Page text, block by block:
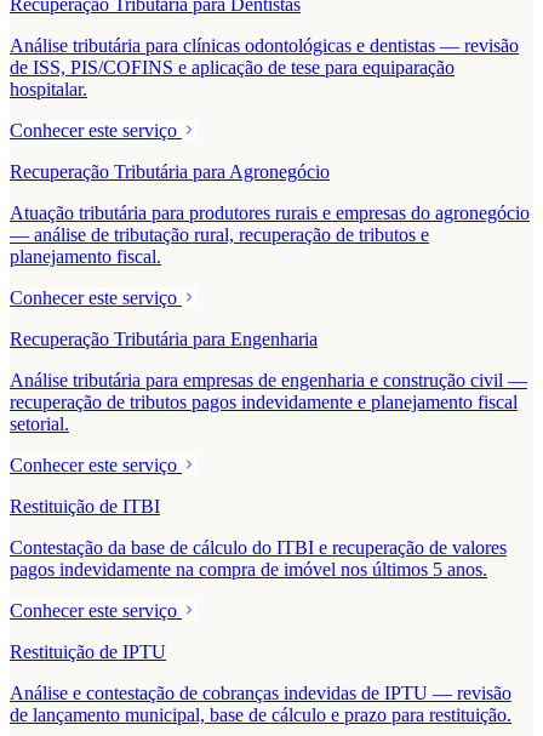
Recuperação Tributária para Dentistas
Análise tributária para clínicas odontológicas e dentistas — revisão
de ISS, PIS/COFINS e aplicação de tese para equiparação
hospitalar.
Conhecer este serviço
Recuperação Tributária para Agronegócio
Atuação tributária para produtores rurais e empresas do agronegócio
— análise de tributação rural, recuperação de tributos e
planejamento fiscal.
Conhecer este serviço
Recuperação Tributária para Engenharia
Análise tributária para empresas de engenharia e construção civil —
recuperação de tributos pagos indevidamente e planejamento fiscal
setorial.
Conhecer este serviço
Restituição de ITBI
Contestação da base de cálculo do ITBI e recuperação de valores
pagos indevidamente na compra de imóvel nos últimos 5 anos.
Conhecer este serviço
Restituição de IPTU
Análise e contestação de cobranças indevidas de IPTU — revisão
de lançamento municipal, base de cálculo e prazo para restituição.